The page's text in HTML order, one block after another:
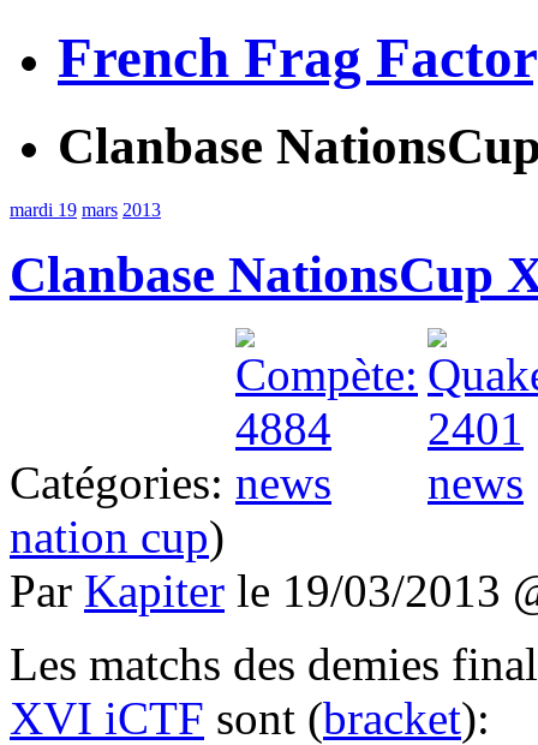
French Frag
Clanbase
mardi 19 mars 2013
Clanbase NationsCup
Catégories:
nation cup)
Par Kapiter le 19/03/2013
Les matchs des demies
XVI iCTF sont (bracket):